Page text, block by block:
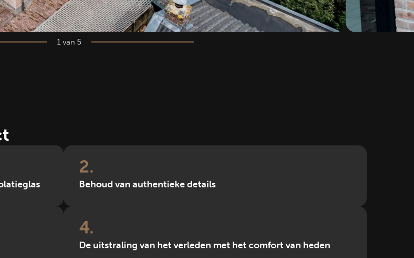
1 van 5
2
Behoud van authentieke details
4
De uitstraling van het verleden met het comfort van heden